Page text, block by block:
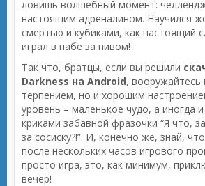
ловишь волшебный момент:
настоящим адреналином. Научился
смертью и кубиками, как настоящий
играл в пабе за пивом!
Так что, братцы, если вы решили
Darkness на Android, вооружайтесь
терпением, но и хорошим
уровень – маленькое чудо, а иногда
криками забавной фразочки “Я что,
за сосиску?!”. И, конечно же, знай,
после нескольких часов игрового
просто игра, это, как минимум,
вечер!